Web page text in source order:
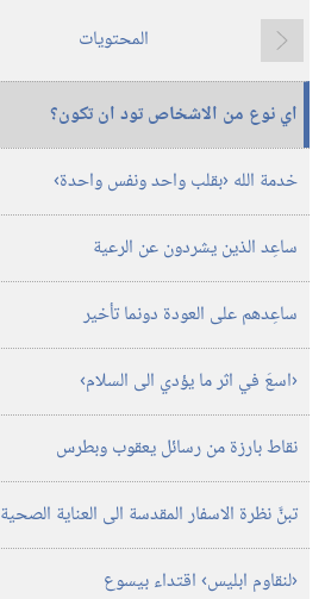
المراقبة
(‏الطبعة
الدراسية)‏
‏‎تشرين٢/
نوفمبر‏
ما
يسبق
المحتويات
اي نوع من الاشخاص تود ان تكون؟‏
خدمة الله ‹بقلب واحد ونفس واحدة›‏
ساعِد الذين يشردون عن الرعية
ساعِدهم على العودة دونما تأخير
‏‹اسعَ في اثر ما يؤدي الى السلام›‏
نقاط بارزة من رسائل يعقوب وبطرس
تبنَّ نظرة الاسفار المقدسة الى العناية الصحية
‏‹لنقاوم ابليس› اقتداء بيسوع